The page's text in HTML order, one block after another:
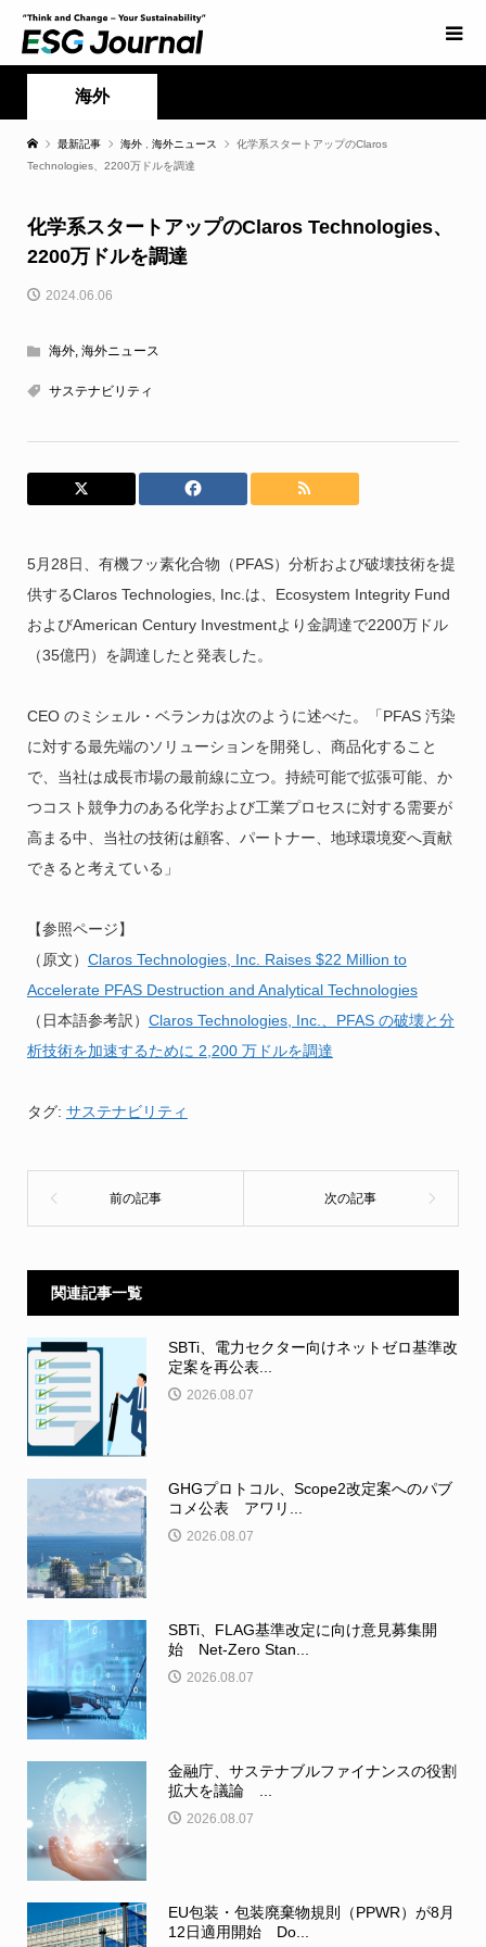
海外
最新記事 海外 海外ニュース
化学系スタートアップのClaros
Technologies、2200万ドルを調達
化学系スタートアップのClaros Technologies、
2200万ドルを調達
2024.06.06
海外, 海外ニュース
サステナビリティ
5月28日、有機フッ素化合物（PFAS）分析および破壊技術を提
供するClaros Technologies, Inc.は、Ecosystem Integrity Fund
およびAmerican Century Investmentより金調達で2200万ドル
（35億円）を調達したと発表した。
CEO のミシェル・ベランカは次のように述べた。「PFAS 汚染
に対する最先端のソリューションを開発し、商品化すること
で、当社は成長市場の最前線に立つ。持続可能で拡張可能、か
つコスト競争力のある化学および工業プロセスに対する需要が
高まる中、当社の技術は顧客、パートナー、地球環境変へ貢献
できると考えている」
【参照ページ】
（原文） Claros Technologies, Inc. Raises $22 Million to
Accelerate PFAS Destruction and Analytical Technologies
（日本語参考訳） Claros Technologies, Inc.、PFAS の破壊と分
析技術を加速するために 2,200 万ドルを調達
タグ: サステナビリティ
関連記事一覧
SBTi、電力セクター向けネットゼロ基準改
定案を再公表...
2026.08.07
GHGプロトコル、Scope2改定案へのパブ
コメ公表 アワリ...
2026.08.07
SBTi、FLAG基準改定に向け意見募集開
始 Net-Zero Stan...
2026.08.07
金融庁、サステナブルファイナンスの役割
拡大を議論 ...
2026.08.07
EU包装・包装廃棄物規則（PPWR）が8月
12日適用開始 Do...